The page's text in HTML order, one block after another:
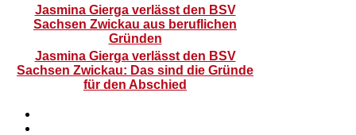
Jasmina Gierga verlässt den BSV
Sachsen Zwickau aus beruflichen
Gründen
Jasmina Gierga verlässt den BSV
Sachsen Zwickau: Das sind die Gründe
für den Abschied